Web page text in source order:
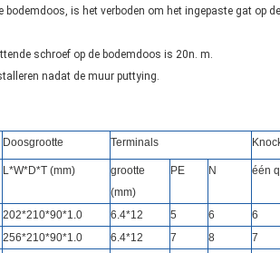
is het verboden om het ingepaste gat op
schroef op de bodemdoos is 20n. m.
nadat de muur puttying.
Doosgrootte Terminals
L*W*D*T (mm)
grootte
(mm)
PE N één
202*210*90*1.0 6.4*12 5 6
6
256*210*90*1.0 6.4*12 7 8
7